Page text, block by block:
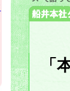
「